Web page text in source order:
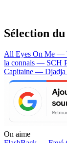
Sélection
All Eyes On Me —
la connais — SCH
Capitaine —
On aime